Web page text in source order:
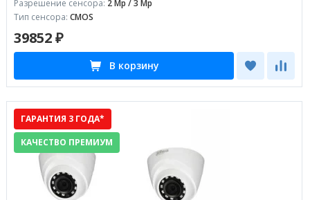
Разрешение сенсора: 2 Mp / 3 Mp
Тип сенсора: CMOS
39852 ₽
В корзину
ГАРАНТИЯ 3 ГОДА*
КАЧЕСТВО ПРЕМИУМ